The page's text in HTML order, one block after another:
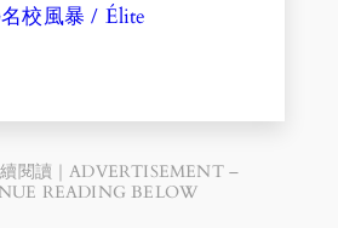
名校風暴 / Élite
閱讀｜ADVERTISEMENT –
READING BELOW